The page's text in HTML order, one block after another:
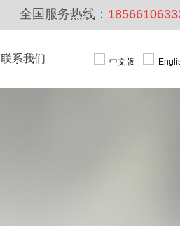
联系我们 中文版
全国服务热线：